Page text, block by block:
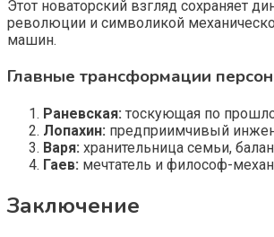
Этот новаторский взгляд сохраняет
революции и символикой
машин.
Главные трансформации
Раневская: тоскующая по
Лопахин: предприимчивый
Варя: хранительница семьи,
Гаев: мечтатель и философ-
Заключение